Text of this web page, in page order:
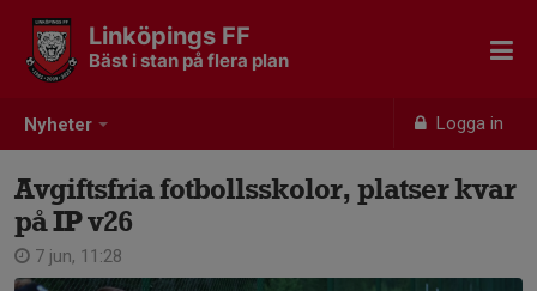
Nyheter Logga in
Linköpings FF
Bäst i stan på flera plan
Avgiftsfria fotbollsskolor, platser kvar
på IP v26
7 jun, 11:28